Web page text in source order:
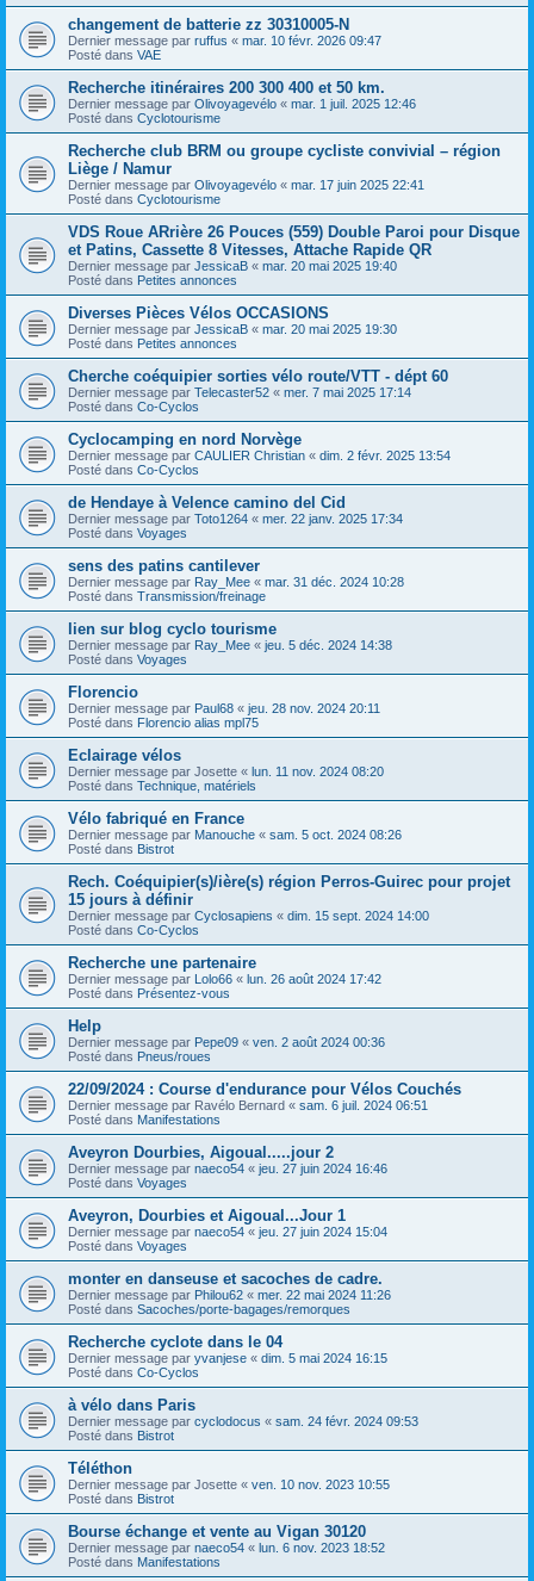
changement de batterie zz 30310005-N
Dernier message par ruffus « mar. 10 févr. 2026 09:47
Posté dans VAE
Recherche itinéraires 200 300 400 et 50 km.
Dernier message par Olivoyagevélo « mar. 1 juil. 2025 12:46
Posté dans Cyclotourisme
Recherche club BRM ou groupe cycliste convivial – région
Liège / Namur
Dernier message par Olivoyagevélo « mar. 17 juin 2025 22:41
Posté dans Cyclotourisme
VDS Roue ARrière 26 Pouces (559) Double Paroi pour Disque
et Patins, Cassette 8 Vitesses, Attache Rapide QR
Dernier message par JessicaB « mar. 20 mai 2025 19:40
Posté dans Petites annonces
Diverses Pièces Vélos OCCASIONS
Dernier message par JessicaB « mar. 20 mai 2025 19:30
Posté dans Petites annonces
Cherche coéquipier sorties vélo route/VTT - dépt 60
Dernier message par Telecaster52 « mer. 7 mai 2025 17:14
Posté dans Co-Cyclos
Cyclocamping en nord Norvège
Dernier message par CAULIER Christian « dim. 2 févr. 2025 13:54
Posté dans Co-Cyclos
de Hendaye à Velence camino del Cid
Dernier message par Toto1264 « mer. 22 janv. 2025 17:34
Posté dans Voyages
sens des patins cantilever
Dernier message par Ray_Mee « mar. 31 déc. 2024 10:28
Posté dans Transmission/freinage
lien sur blog cyclo tourisme
Dernier message par Ray_Mee « jeu. 5 déc. 2024 14:38
Posté dans Voyages
Florencio
Dernier message par Paul68 « jeu. 28 nov. 2024 20:11
Posté dans Florencio alias mpl75
Eclairage vélos
Dernier message par Josette « lun. 11 nov. 2024 08:20
Posté dans Technique, matériels
Vélo fabriqué en France
Dernier message par Manouche « sam. 5 oct. 2024 08:26
Posté dans Bistrot
Rech. Coéquipier(s)/ière(s) région Perros-Guirec pour projet
15 jours à définir
Dernier message par Cyclosapiens « dim. 15 sept. 2024 14:00
Posté dans Co-Cyclos
Recherche une partenaire
Dernier message par Lolo66 « lun. 26 août 2024 17:42
Posté dans Présentez-vous
Help
Dernier message par Pepe09 « ven. 2 août 2024 00:36
Posté dans Pneus/roues
22/09/2024 : Course d'endurance pour Vélos Couchés
Dernier message par Ravélo Bernard « sam. 6 juil. 2024 06:51
Posté dans Manifestations
Aveyron Dourbies, Aigoual.....jour 2
Dernier message par naeco54 « jeu. 27 juin 2024 16:46
Posté dans Voyages
Aveyron, Dourbies et Aigoual...Jour 1
Dernier message par naeco54 « jeu. 27 juin 2024 15:04
Posté dans Voyages
monter en danseuse et sacoches de cadre.
Dernier message par Philou62 « mer. 22 mai 2024 11:26
Posté dans Sacoches/porte-bagages/remorques
Recherche cyclote dans le 04
Dernier message par yvanjese « dim. 5 mai 2024 16:15
Posté dans Co-Cyclos
à vélo dans Paris
Dernier message par cyclodocus « sam. 24 févr. 2024 09:53
Posté dans Bistrot
Téléthon
Dernier message par Josette « ven. 10 nov. 2023 10:55
Posté dans Bistrot
Bourse échange et vente au Vigan 30120
Dernier message par naeco54 « lun. 6 nov. 2023 18:52
Posté dans Manifestations